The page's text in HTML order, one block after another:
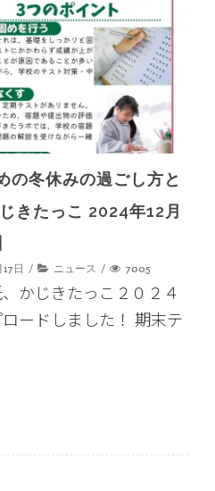
の冬休みの過ごし方と
きたっこ 2024年12月
日 ニュース 7005
かじきたっこ２０２４
ードしました！ 期末テ